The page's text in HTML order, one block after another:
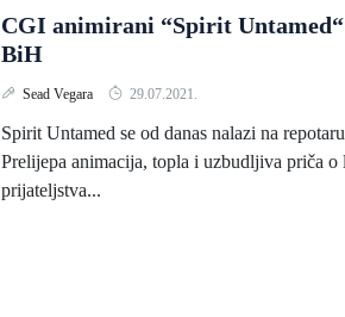
CGI animirani “Spirit
BiH
Sead Vegara 29.07.2021.
Spirit Untamed se od danas nalazi na
Prelijepa animacija, topla i uzbudljiva priča o
prijateljstva...